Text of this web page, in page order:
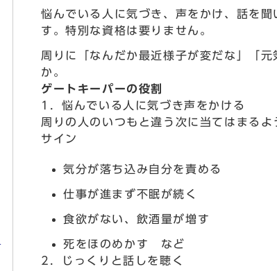
悩んでいる人に気づき、声をかけ、話を
す。特別な資格は要りません。
周りに「なんだか最近様子が変だな」「
か。
ゲートキーパーの役割
1．悩んでいる人に気づき声をかける
周りの人のいつもと違う次に当てはまる
サイン
気分が落ち込み自分を責める
仕事が進まず不眠が続く
食欲がない、飲酒量が増す
死をほのめかす など
2．じっくりと話しを聴く